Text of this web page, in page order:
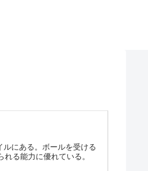
にある。ボールを受ける
る能力に優れている。